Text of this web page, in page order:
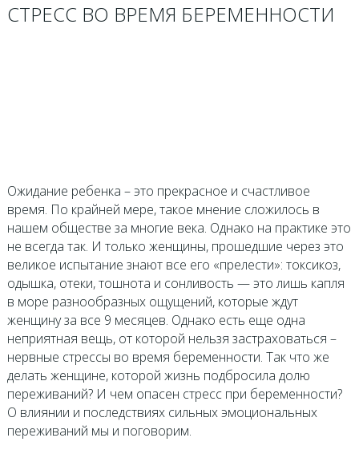
СТРЕСС ВО ВРЕМЯ БЕРЕМЕННОСТИ
Ожидание ребенка – это прекрасное и счастливое
время. По крайней мере, такое мнение сложилось в
нашем обществе за многие века. Однако на практике это
не всегда так. И только женщины, прошедшие через это
великое испытание знают все его «прелести»: токсикоз,
одышка, отеки, тошнота и сонливость — это лишь капля
в море разнообразных ощущений, которые ждут
женщину за все 9 месяцев. Однако есть еще одна
неприятная вещь, от которой нельзя застраховаться –
нервные стрессы во время беременности. Так что же
делать женщине, которой жизнь подбросила долю
переживаний? И чем опасен стресс при беременности?
О влиянии и последствиях сильных эмоциональных
переживаний мы и поговорим.